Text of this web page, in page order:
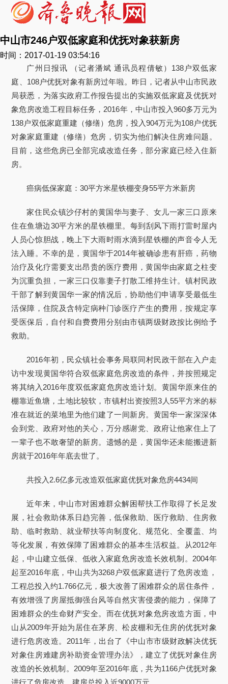
中山市246户双低家庭和优抚对象获新房
时间：2017-01-19 03:54:16
广州日报讯 （记者潘斌 通讯员程倩敏）138户双低家
庭、108户优抚对象有新房过年啦。昨日，记者从中山市民政
局获悉，为落实政府工作报告提出的实施双低家庭及优抚对
象危房改造工程目标任务，2016年，中山市投入960多万元为
138户双低家庭重建（修缮）危房，投入904万元为108户优抚
对象家庭重建（修缮）危房，切实为他们解决住房难问题。
目前，这些危房已全部完成改造任务，部分家庭已经入住新
房。
癌病低保家庭：30平方米星铁棚变身55平方米新房
家住民众镇沙仔村的黄国华与妻子、女儿一家三口原来
住在鱼塘边30平方米的星铁棚里。每到刮风下雨打雷时屋内
人员心惊胆战，晚上下大雨时雨水滴到星铁棚的声音令人无
法入睡。不幸的是，黄国华于2014年被确诊患有肝癌，药物
治疗及化疗需要支出昂贵的医疗费用，黄国华由家庭之柱变
为沉重负担，一家三口仅靠妻子打散工维持生计。镇村民政
干部了解到黄国华一家的情况后，协助他们申请享受最低生
活保障，住院及含特定病种门诊医疗产生的费用，按规定享
受医保后，自付和自费费用分别由市镇两级财政按比例给予
救助。
2016年初，民众镇社会事务局联同村民政干部在入户走
访中发现黄国华符合双低家庭危房改造的条件，并按照规定
将其纳入2016年度双低家庭危房改造计划。黄国华原来住的
棚靠近鱼塘，土地比较软，市镇村出资按照3人55平方米的标
准在就近的菜地里为他们建了一间新房。黄国华一家深深体
会到党、政府对他的关心，万分感谢党、政府让他家住上了
一辈子也不敢奢望的新房。遗憾的是，黄国华还未能搬进新
房就于2016年年底去世了。
共投入2.6亿多元改造双低家庭优抚对象危房4434间
近年来，中山市对困难群众解困帮扶工作取得了长足发
展，社会救助体系日趋完善，低保救助、医疗救助、住房救
助、临时救助、就业帮扶等向制度化、规范化、全覆盖、均
等化发展，有效保障了困难群众的基本生活权益。从2012年
起，中山建立低保、低收入家庭危房改造长效机制。2004年
起至2016年底，中山共为3268户双低家庭进行了危房改造，
工程总投入约1.766亿元，极大改善了困难群众的居住条件，
有效增强了房屋抵御强台风等自然灾害侵袭的能力，保障了
困难群众的生命财产安全。而在优抚对象危房改造方面，中
山从2009年开始为居住在茅房、松皮棚和无住房的优抚对象
进行危房改造。2011年，出台了《中山市市级财政解决优抚
对象住房难建房补助资金管理办法》，建立了优抚对象住房
改造的长效机制。2009年至2016年底，共为1166户优抚对象
进行了危房改造，建房总投入近9000万元。